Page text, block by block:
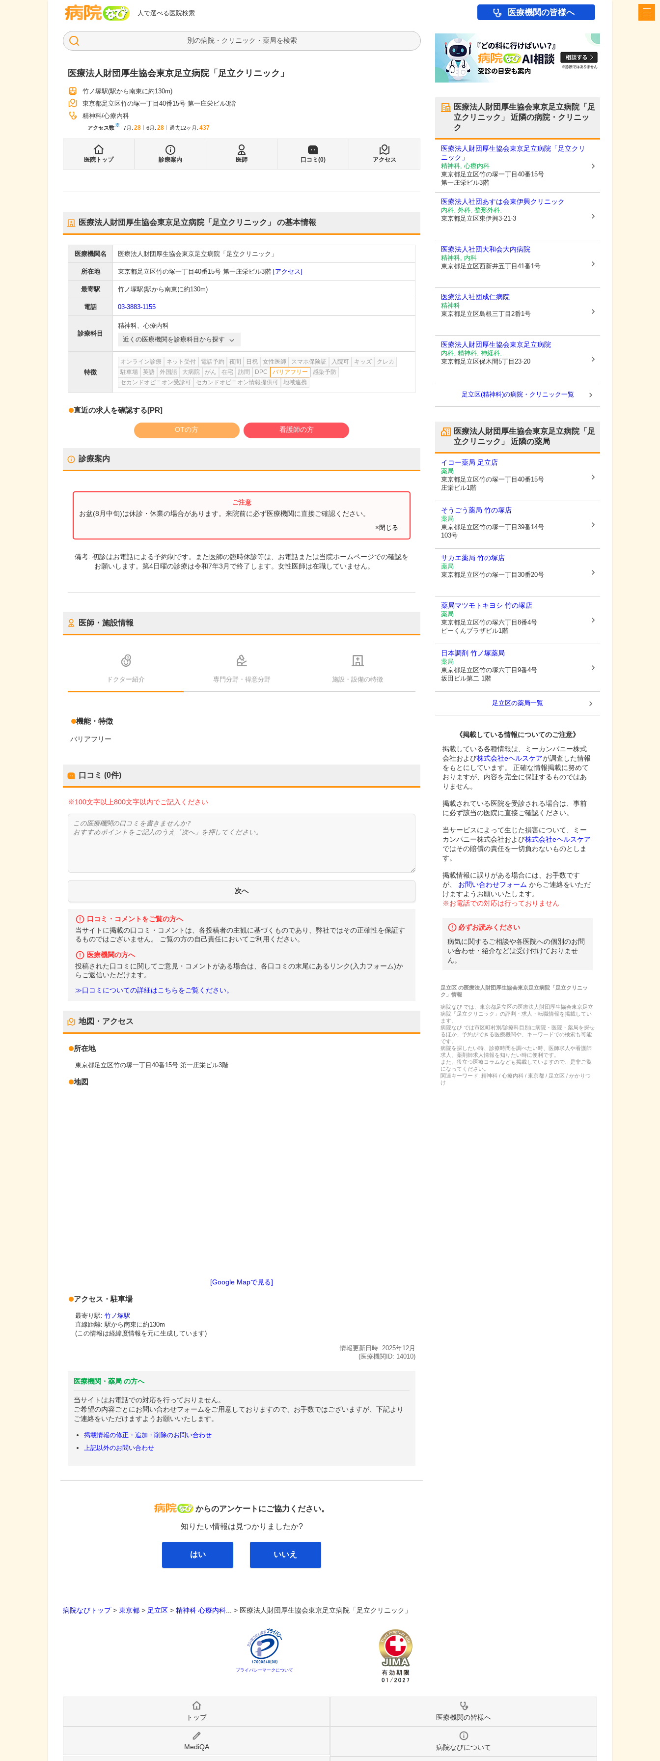
人で選べる医院検索
病院なび 医療機関の皆様へ
検索
医療法人財団厚生協会東京足立病院「足立クリニック」
竹ノ塚駅(駅から南東に約130m)
東京都足立区竹の塚一丁目40番15号 第一庄栄ビル3階
精神科 心療内科
アクセス数※ 7月 : 28 6月 : 28 過去12ヶ月: 437
医院トップ 診療案内 医師 口コミ(0) アクセス
医療法人財団厚生協会東京足立病院「足立クリニック」 の基本情報
医療機関名 医療法人財団厚生協会東京足立病院「足立クリニック」
所在地 東京都足立区竹の塚一丁目40番15号 第一庄栄ビル3階 [アクセス]
最寄駅 竹ノ塚駅(駅から南東に約130m)
電話 03-3883-1155
診療科目
精神科、 心療内科
近くの医療機関を診療科目から探す
特徴
オンライン診療 ネット受付 電話予約 夜間 日祝 女性医師 スマホ保険証 入院可 キッズ
クレカ
駐車場
英語 外国語 大病院 がん 在宅 訪問 DPC バリアフリー
感染予防
セカンドオピニオン受診可
セカンドオピニオン情報提供可 地域連携
直近の求人を確認する[PR]
OTの方 看護師の方
診療案内
お盆(8月中旬)は休診・休業の場合があります。来院前に必ず医療機関に直接ご確認ください。
×閉じる
備考:初診はお電話による予約制です。また医師の臨時休診等は、お電話または当院ホームページでの確認を
お願いします。第4日曜の診療は令和7年3月で終了します。女性医師は在職していません。
医師・施設情報
ドクター紹介 専門分野・得意分野 施設・設備の特徴
機能・特徴
バリアフリー
口コミ (0件)
※100文字以上800文字以内でご記入ください
口コミ・コメントをご覧の方へ
当サイトに掲載の口コミ・コメントは、各投稿者の主観に基づくものであり、弊社ではその正確性を保証す
るものではございません。 ご覧の方の自己責任においてご利用ください。
医療機関の方へ
投稿された口コミに関してご意見・コメントがある場合は、各口コミの末尾にあるリンク(入力フォーム)か
らご返信いただけます。
≫口コミについての詳細はこちらをご覧ください。
地図・アクセス
所在地
東京都足立区竹の塚一丁目40番15号 第一庄栄ビル3階
地図
[Google Mapで見る]
アクセス・駐車場
最寄り駅: 竹ノ塚駅
直線距離: 駅から南東に約130m
(この情報は経緯度情報を元に生成しています)
情報更新日時: 2025年12月
(医療機関ID: 14010)
医療機関・薬局 の方へ
当サイトはお電話での対応を行っておりません。
ご希望の内容ごとにお問い合わせフォームをご用意しておりますので、お手数ではございますが、下記より
ご連絡をいただけますようお願いいたします。
掲載情報の修正・追加・削除のお問い合わせ
上記以外のお問い合わせ
病院なび
からのアンケートにご協力ください。
知りたい情報は見つかりましたか?
はい いいえ
医療法人財団厚生協会東京足立病院「足
立クリニック」
近隣の病院・クリニッ
ク
医療法人財団厚生協会東京足立病院「足立クリ
ニック」
精神科, 心療内科
東京都足立区竹の塚一丁目40番15号
第一庄栄ビル3階
医療法人社団あすは会東伊興クリニック
内科, 外科, 整形外科, ...
東京都足立区東伊興3-21-3
医療法人社団大和会大内病院
精神科, 内科
東京都足立区西新井五丁目41番1号
医療法人社団成仁病院
精神科
東京都足立区島根三丁目2番1号
医療法人財団厚生協会東京足立病院
内科, 精神科, 神経科, ...
東京都足立区保木間5丁目23-20
足立区(精神科)の病院・クリニック一覧
医療法人財団厚生協会東京足立病院「足
立クリニック」
近隣の薬局
イコー薬局 足立店
薬局
東京都足立区竹の塚一丁目40番15号
庄栄ビル1階
そうごう薬局 竹の塚店
薬局
東京都足立区竹の塚一丁目39番14号
103号
サカエ薬局 竹の塚店
薬局
東京都足立区竹の塚一丁目30番20号
薬局マツモトキヨシ 竹の塚店
薬局
東京都足立区竹の塚六丁目8番4号
ピーくんプラザビル1階
日本調剤 竹ノ塚薬局
薬局
東京都足立区竹の塚六丁目9番4号
坂田ビル第二 1階
足立区の薬局一覧
《掲載している情報についてのご注意》
掲載している各種情報は、ミーカンパニー株式
会社および株式会社eヘルスケアが調査した情報
をもとにしています。 正確な情報掲載に努めて
おりますが、内容を完全に保証するものではあ
りません。
掲載されている医院を受診される場合は、事前
に必ず該当の医院に直接ご確認ください。
当サービスによって生じた損害について、ミー
カンパニー株式会社および株式会社eヘルスケア
ではその賠償の責任を一切負わないものとしま
す。
掲載情報に誤りがある場合には、お手数です
が、
お問い合わせフォーム からご連絡をいただ
けますようお願いいたします。
※お電話での対応は行っておりません
必ずお読みください
病気に関するご相談や各医院への個別のお問
い合わせ・紹介などは受け付けておりませ
ん。
足立区の医療法人財団厚生協会東京足立病院「足立クリニッ
ク」情報
病院なび では、 東京都足立区の医療法人財団厚生協会東京足立
病院「足立クリニック」 の評判・求人・転職情報を掲載してい
ます。
病院なび では市区町村別/診療科目別に病院・医院・薬局を探せ
るほか、予約ができる医療機関や、キーワードでの検索も可能
です。
病院を探したい時、診療時間を調べたい時、医師求人や看護師
求人、薬剤師求人情報を知りたい時に便利です。
また、役立つ医療コラムなども掲載していますので、是非ご覧
になってください。
関連キーワード: 精神科 / 心療内科 / 東京都 / 足立区 / かかりつ
け
病院なびトップ> 東京都 > 足立区 > 精神科 心療内科 ... > 医療法人財団厚生協会東京足立病院「足立クリニック」
プライバシーマークについて
トップ 医療機関の皆様へ
MediQA 病院なびについて